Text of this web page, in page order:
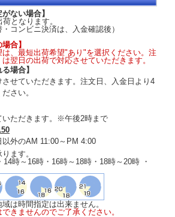
ない場合】
となります。
・コンビニ決済は、入金確認後）
合】
、最短出荷希望"あり"を選択ください。注
翌日の出荷で対応させていただきます。
る場合】
させていただきます。注文日、入金日より4
さい。
いただきます。※午後2時まで
外のAM 11:00～PM 4:00
ます。
時～16時・16時～18時・18時～20時 ・
は時間指定は出来ません。
きませんのでご了承ください。